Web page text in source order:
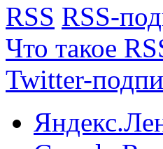
RSS RSS-
Что такое
Twitter-